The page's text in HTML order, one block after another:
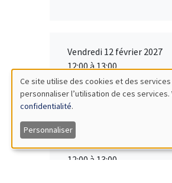
Vendredi 12 février 2027
12:00 à 13:00
Îlot Bernard du Bois
Vendredi 19 mars 2027
12:00 à 13:00
Utilisation
des
données
Ce site utilise des cookies et des
personnaliser l’utilisation de ces
confidentialité.
Personnaliser